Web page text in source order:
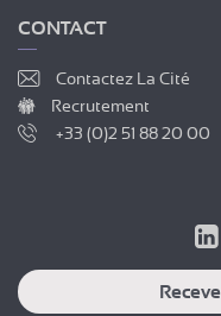
CONTACT
Contactez La Cité
Recrutement
+33 (0)2 51 88 20 00